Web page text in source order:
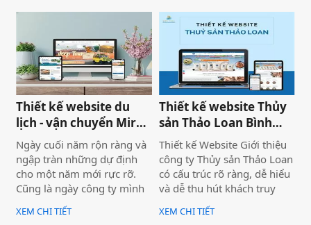
dùng và hiệu quả vận hành
với định hướng chuyên
nghiệp, bài bản và bền
vững.
Thiết kế website du
lịch - vận chuyển Mira
tour Mũi Né
Ngày cuối năm rộn ràng và
ngập tràn những dự định
cho một năm mới rực rỡ.
Cũng là ngày công ty mình
bàn giao dự án thiết kế
website Mira Tour Mũi Né –
XEM CHI TIẾT
Thiết kế website Thủy
sản Thảo Loan Bình
Thuận, Lâm Đồng
Thiết kế Website Giới thiệu
công ty Thủy sản Thảo Loan
có cấu trúc rõ ràng, dễ hiểu
và dễ thu hút khách truy
cập vào website giúp truyền
tải thông tin hiệu quả. Với
XEM CHI TIẾT